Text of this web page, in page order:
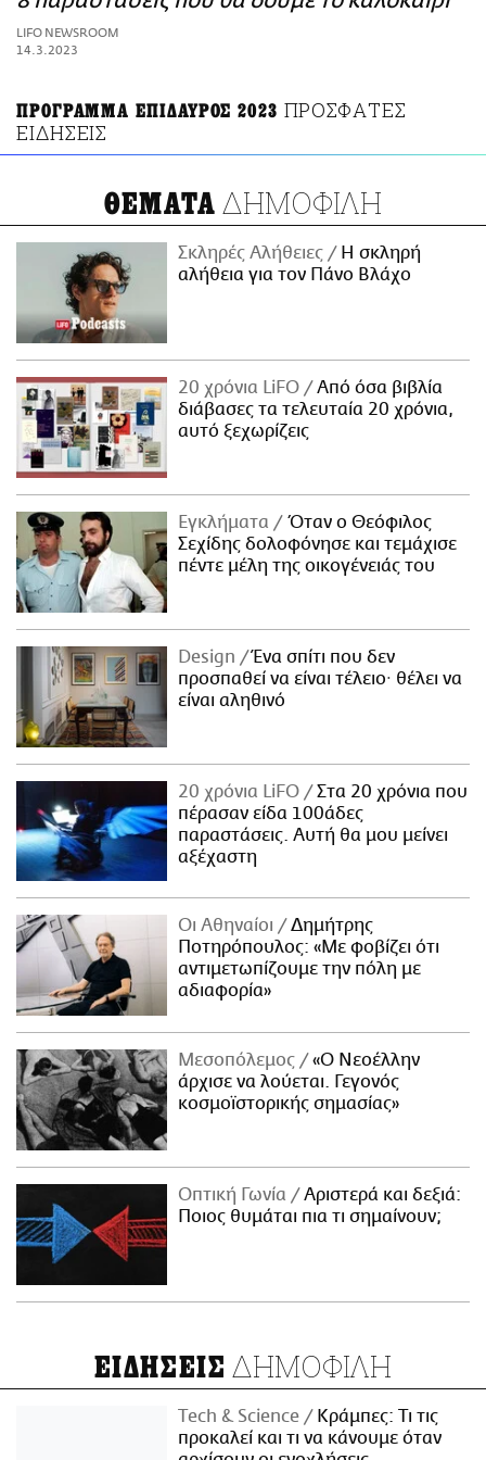
ΑΜΠΑ
PRINT
LIFO NEWSROOM
14.3.2023
ΠΡΟΓΡΑΜΜΑ ΕΠΙΔΑΥΡΟΣ 2023 ΠΡΟΣΦΑΤΕΣ
ΕΙΔΗΣΕΙΣ
ΘΕΜΑΤΑ ΔΗΜΟΦΙΛΗ
Σκληρές Αλήθειες
H σκληρή
αλήθεια για τον Πάνο Βλάχο
20 χρόνια LiFO
Από όσα βιβλία
διάβασες τα τελευταία 20 χρόνια,
αυτό ξεχωρίζεις
Εγκλήματα
Όταν ο Θεόφιλος
Σεχίδης δολοφόνησε και τεμάχισε
πέντε μέλη της οικογένειάς του
Design
Ένα σπίτι που δεν
προσπαθεί να είναι τέλειο· θέλει να
είναι αληθινό
20 χρόνια LiFO
Στα 20 χρόνια που
πέρασαν είδα 100άδες
παραστάσεις. Αυτή θα μου μείνει
αξέχαστη
Οι Αθηναίοι
Δημήτρης
Ποτηρόπουλος: «Με φοβίζει ότι
αντιμετωπίζουμε την πόλη με
αδιαφορία»
Μεσοπόλεμος
«Ο Νεοέλλην
άρχισε να λούεται. Γεγονός
κοσμοϊστορικής σημασίας»
Οπτική Γωνία
Αριστερά και δεξιά:
Ποιος θυμάται πια τι σημαίνουν;
ΕΙΔΗΣΕΙΣ ΔΗΜΟΦΙΛΗ
Τech & Science
Κράμπες: Τι τις
προκαλεί και τι να κάνουμε όταν